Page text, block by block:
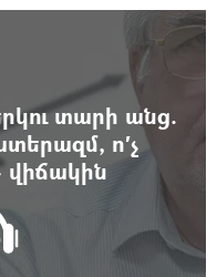
տարի անց.
ո′չ
վիճակին